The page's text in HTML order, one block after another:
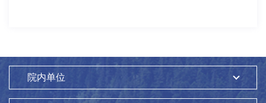
院内单位